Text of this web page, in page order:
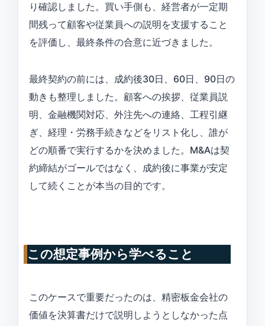
り確認しました。買い手側も、経営者が一定期
間残って顧客や従業員への説明を支援すること
を評価し、最終条件の合意に近づきました。
最終契約の前には、成約後30日、60日、90日の
動きも整理しました。顧客への挨拶、従業員説
明、金融機関対応、外注先への連絡、工程引継
ぎ、経理・労務手続きなどをリスト化し、誰が
どの順番で実行するかを決めました。M&Aは契
約締結がゴールではなく、成約後に事業が安定
して続くことが本当の目的です。
この想定事例から学べること
このケースで重要だったのは、精密板金会社の
価値を決算書だけで説明しようとしなかった点